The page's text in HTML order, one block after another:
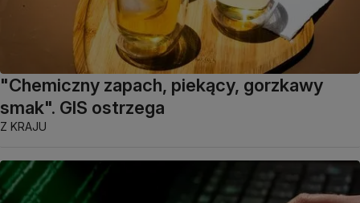
"Chemiczny zapach, piekący, gorzkawy
smak". GIS ostrzega
Z KRAJU